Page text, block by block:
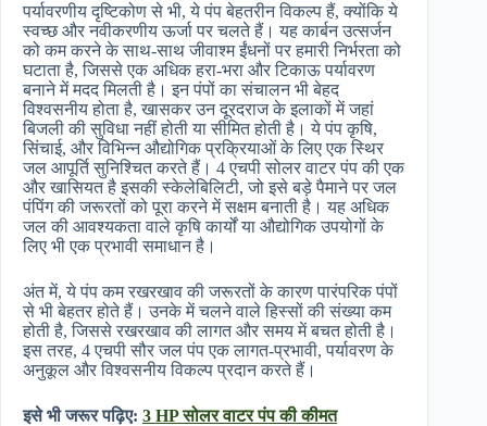
पर्यावरणीय दृष्टिकोण से भी, ये पंप बेहतरीन विकल्प हैं, क्योंकि ये
स्वच्छ और नवीकरणीय ऊर्जा पर चलते हैं। यह कार्बन उत्सर्जन
को कम करने के साथ-साथ जीवाश्म ईंधनों पर हमारी निर्भरता को
घटाता है, जिससे एक अधिक हरा-भरा और टिकाऊ पर्यावरण
बनाने में मदद मिलती है। इन पंपों का संचालन भी बेहद
विश्वसनीय होता है, खासकर उन दूरदराज के इलाकों में जहां
बिजली की सुविधा नहीं होती या सीमित होती है। ये पंप कृषि,
सिंचाई, और विभिन्न औद्योगिक प्रक्रियाओं के लिए एक स्थिर
जल आपूर्ति सुनिश्चित करते हैं। 4 एचपी सोलर वाटर पंप की एक
और खासियत है इसकी स्केलेबिलिटी, जो इसे बड़े पैमाने पर जल
पंपिंग की जरूरतों को पूरा करने में सक्षम बनाती है। यह अधिक
जल की आवश्यकता वाले कृषि कार्यों या औद्योगिक उपयोगों के
लिए भी एक प्रभावी समाधान है।
अंत में, ये पंप कम रखरखाव की जरूरतों के कारण पारंपरिक पंपों
से भी बेहतर होते हैं। उनके में चलने वाले हिस्सों की संख्या कम
होती है, जिससे रखरखाव की लागत और समय में बचत होती है।
इस तरह, 4 एचपी सौर जल पंप एक लागत-प्रभावी, पर्यावरण के
अनुकूल और विश्वसनीय विकल्प प्रदान करते हैं।
इसे भी जरूर पढ़िए: 3 HP सोलर वाटर पंप की कीमत